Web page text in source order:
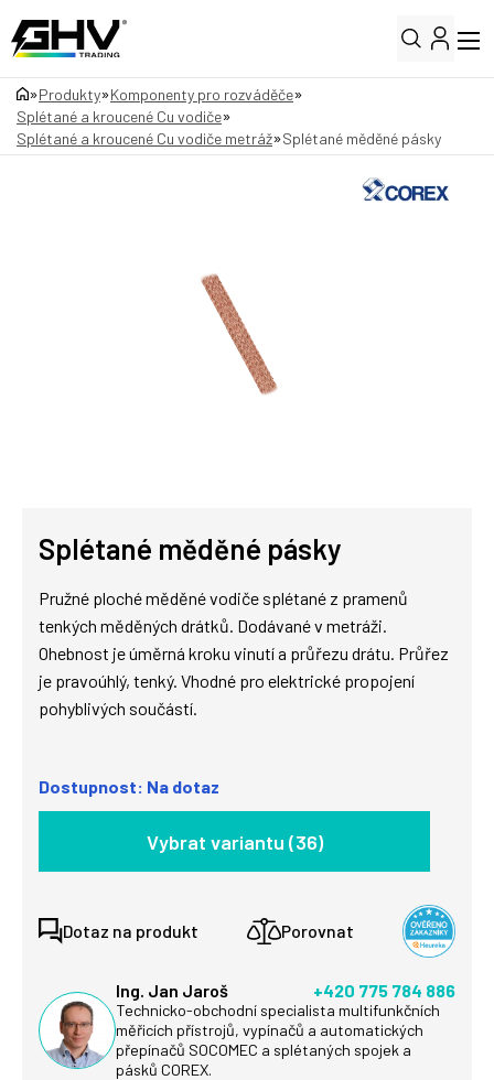
»Produkty»Komponenty pro rozváděče»
Splétané a kroucené Cu vodiče»
Splétané a kroucené Cu vodiče metráž»Splétané měděné pásky
Splétané měděné pásky
Pružné ploché měděné vodiče splétané z pramenů
tenkých měděných drátků. Dodávané v metráži.
Ohebnost je úměrná kroku vinutí a průřezu drátu. Průřez
je pravoúhlý, tenký. Vhodné pro elektrické propojení
pohyblivých součástí.
Dostupnost: Na dotaz
Vybrat variantu (36)
Dotaz na produkt Porovnat
Ing. Jan Jaroš +420 775 784 886
Technicko-obchodní specialista multifunkčních
měřicích přístrojů, vypínačů a automatických
přepínačů SOCOMEC a splétaných spojek a
pásků COREX.